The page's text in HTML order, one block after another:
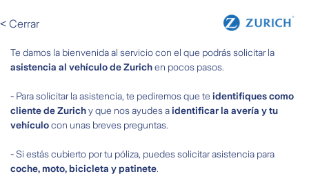
< Cerrar
Te damos la bienvenida al servicio con el que podrás solicitar la
asistencia al vehículo de Zurichen pocos pasos.
- Para solicitar la asistencia, te pediremos que te identifiques como
cliente de Zurichy que nos ayudes aidentificar la avería y tu
vehículocon unas breves preguntas.
- Si estás cubierto por tu póliza, puedes solicitar asistencia para
coche, moto, bicicleta y patinete.